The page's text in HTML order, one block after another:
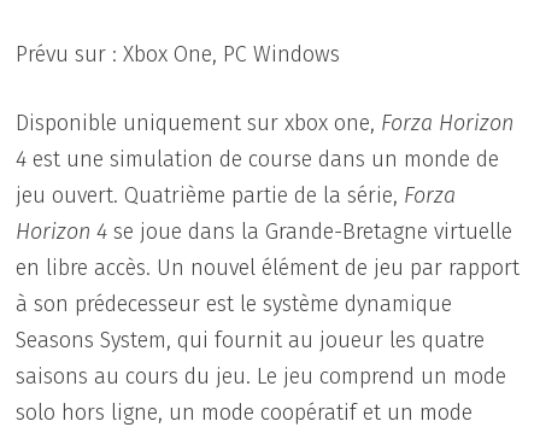
Prévu sur : Xbox One, PC Windows
Disponible uniquement sur xbox one, Forza Horizon
4 est une simulation de course dans un monde de
jeu ouvert. Quatrième partie de la série, Forza
Horizon 4 se joue dans la Grande-Bretagne virtuelle
en libre accès. Un nouvel élément de jeu par rapport
à son prédecesseur est le système dynamique
Seasons System, qui fournit au joueur les quatre
saisons au cours du jeu. Le jeu comprend un mode
solo hors ligne, un mode coopératif et un mode